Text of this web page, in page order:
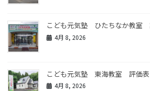
こども元気塾 ひたちなか教室
4月 8, 2026
こども元気塾 東海教室 評価表
4月 8, 2026